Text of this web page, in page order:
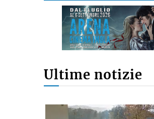
Ultime notizie